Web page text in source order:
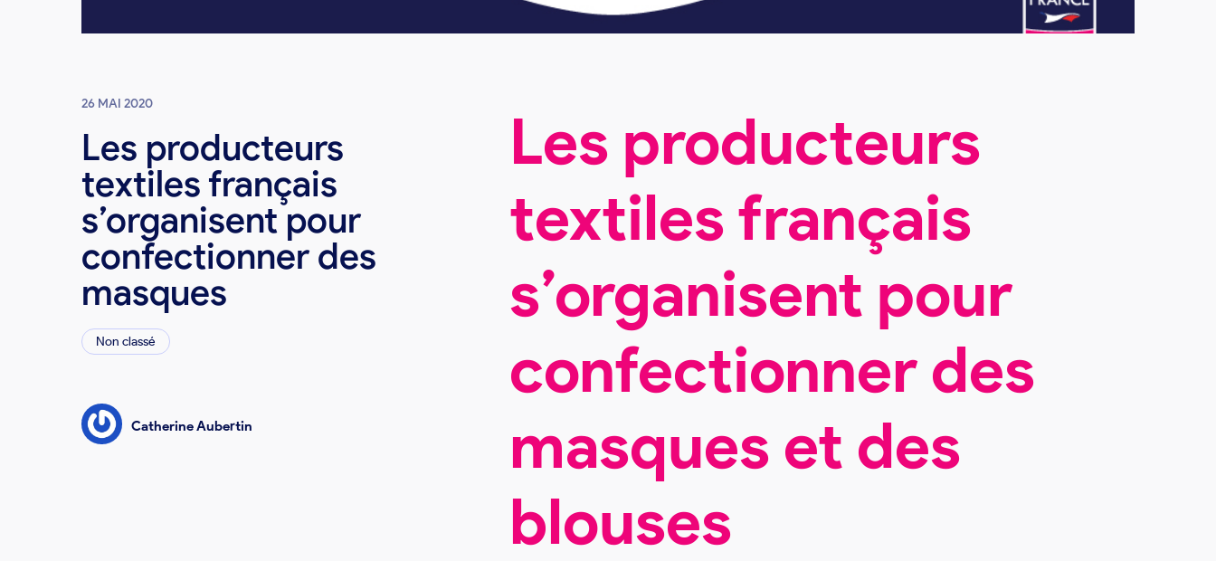
26 MAI 2020
Les producteurs
textiles français
s’organisent pour
confectionner des
masques
Non classé
Catherine Aubertin
Les producteurs
textiles français
s’organisent pour
confectionner des
masques et des
blouses